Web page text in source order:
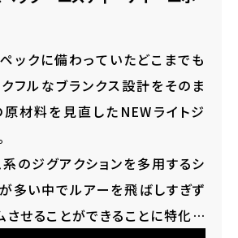
ックに備わっていたどこまでも
フルなブランクス設計をそのま
原材料を見直したNEWライトジ
のジグアクションを多用するシ
多い中でルアーを飛ばしすぎず
させることができることに特化し